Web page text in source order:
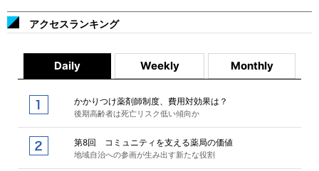
アクセスランキング
Daily Weekly Monthly
かかりつけ薬剤師制度、費用対効果は？
後期高齢者は死亡リスク低い傾向か
第8回 コミュニティを支える薬局の価値
地域自治への参画が生み出す新たな役割